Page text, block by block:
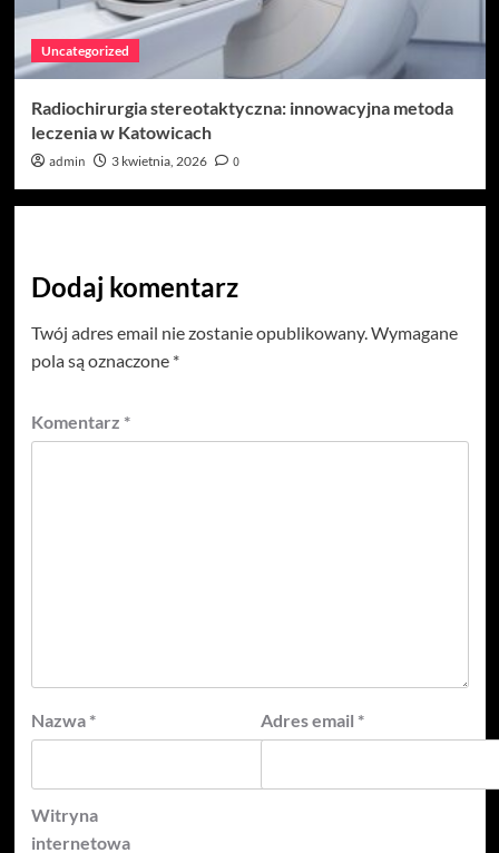
Uncategorized
Radiochirurgia stereotaktyczna: innowacyjna metoda
leczenia w Katowicach
admin 3 kwietnia, 2026 0
Dodaj komentarz
Twój adres email nie zostanie opublikowany.Wymagane
pola są oznaczone *
Komentarz *
Nazwa * Adres email *
Witryna
internetowa